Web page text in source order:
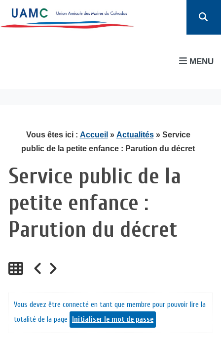
MENU
Vous êtes ici : Accueil » Actualités» Service
public de la petite enfance : Parution du décret
Service public de la
petite enfance :
Parution du décret
Vous devez être connecté en tant que membre pour pouvoir lire la
totalité de la page
Initialiser le mot de passe